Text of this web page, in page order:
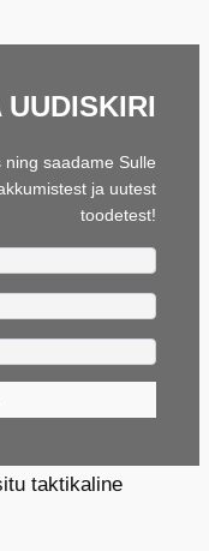
saadame Sulle
ja uutest
toodetest!